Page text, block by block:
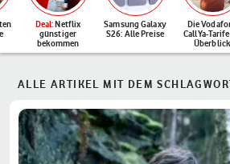
Deal: Netflix
günstiger
bekommen
Samsung Galaxy
S26: Alle Preise
Die
CallYa-
Überblick
ALLE ARTIKEL MIT DEM